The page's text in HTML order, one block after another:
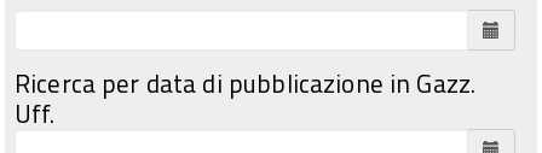
Ricerca per data di pubblicazione in Gazz.
Uff.